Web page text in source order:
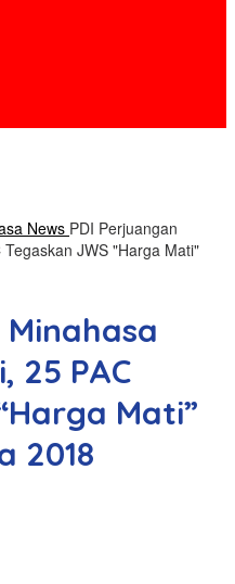
News PDI Perjuangan
JWS "Harga Mati"
25 PAC
Mati”
2018